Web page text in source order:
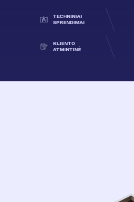
TECHNINIAI
SPRENDIMAI
KLIENTO
ATMINTINĖ